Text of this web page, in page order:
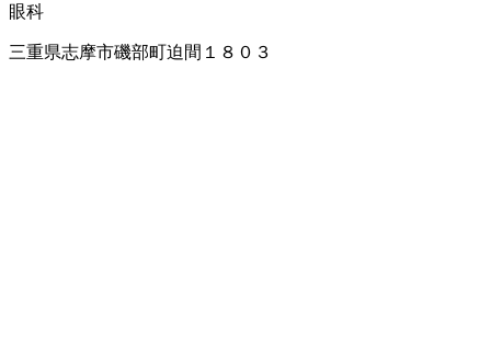
眼科
三重県志摩市磯部町迫間１８０３